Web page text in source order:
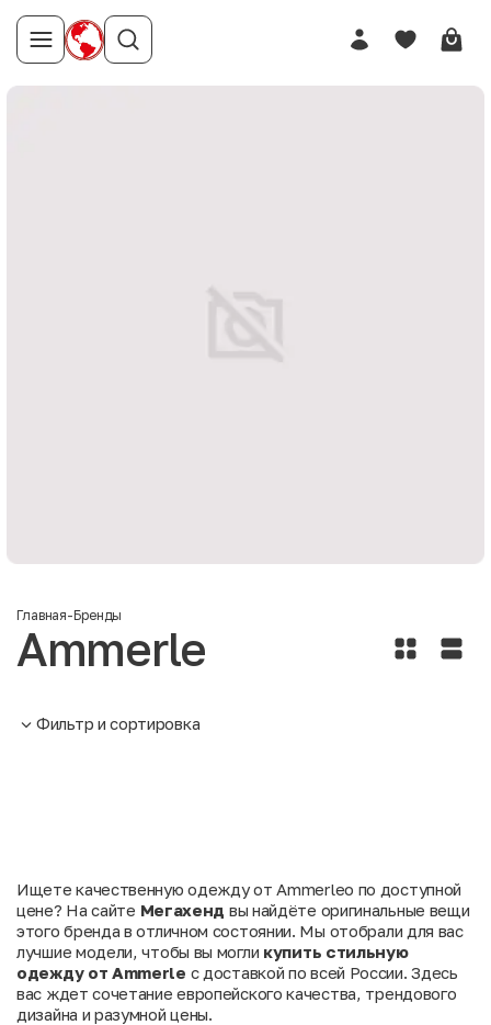
Главная-Бренды
Ammerle
Фильтр и сортировка
Ищете качественную одежду от Ammerleо по доступной
цене? На сайте Мегахенд вы найдёте оригинальные вещи
этого бренда в отличном состоянии. Мы отобрали для вас
лучшие модели, чтобы вы могли купить стильную
одежду от Ammerle с доставкой по всей России. Здесь
вас ждет сочетание европейского качества, трендового
дизайна и разумной цены.